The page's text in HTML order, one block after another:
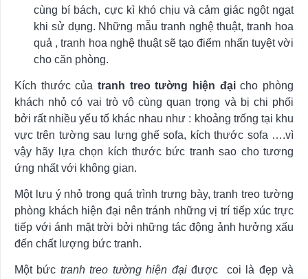
cùng bí bách, cực kì khó chịu và cảm giác ngột ngạt
khi sử dụng. Những mẫu tranh nghệ thuật, tranh hoa
quả , tranh hoa nghệ thuật sẽ tạo điểm nhấn tuyệt vời
cho căn phòng.
Kích thước của tranh treo tường hiện đạicho phòng
khách nhỏ có vai trò vô cùng quan trọng và bị chi phối
bởi rất nhiều yếu tố khác nhau như : khoảng trống tại khu
vực trên tường sau lưng ghế sofa, kích thước sofa ….vì
vậy hãy lựa chọn kích thước bức tranh sao cho tương
ứng nhất với không gian.
Một lưu ý nhỏ trong quá trình trưng bày, tranh treo tường
phòng khách hiện đại nên tránh những vị trí tiếp xúc trực
tiếp với ánh mặt trời bởi những tác động ảnh hưởng xấu
đến chất lượng bức tranh.
Một bức tranh treo tường hiện đạiđược coi là đẹp và